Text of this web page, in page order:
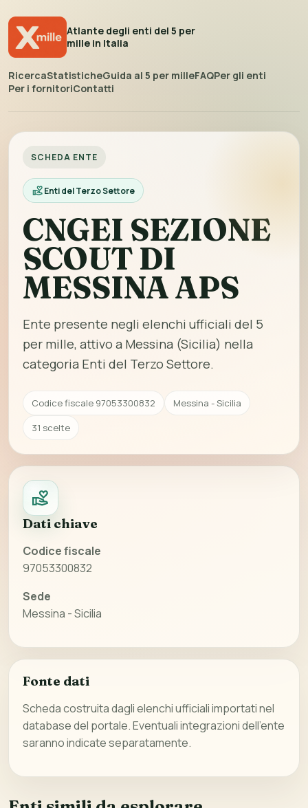
Atlante degli enti del 5 per
mille in Italia
RicercaStatisticheGuida al 5 per milleFAQPer gli enti
Per i fornitoriContatti
SCHEDA ENTE
Enti del Terzo Settore
CNGEI SEZIONE
SCOUT DI
MESSINA APS
Ente presente negli elenchi ufficiali del 5
per mille, attivo a Messina (Sicilia) nella
categoria Enti del Terzo Settore.
Codice fiscale 97053300832
Messina - Sicilia
31 scelte
Dati chiave
Codice fiscale
97053300832
Sede
Messina - Sicilia
Fonte dati
Scheda costruita dagli elenchi ufficiali importati nel
database del portale. Eventuali integrazioni dell’ente
saranno indicate separatamente.